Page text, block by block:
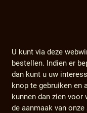
U kunt via deze
bestellen. Indien er
dan kunt u uw
knop te gebruiken en
kunnen dan zien
de aanmaak van